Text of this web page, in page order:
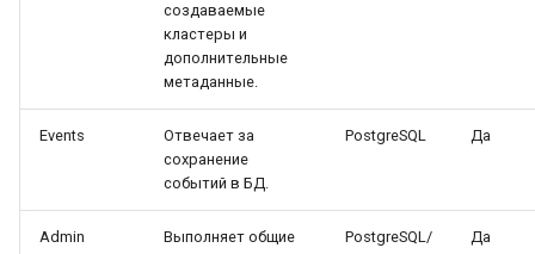
Объект «Лицо»
Объект «Список»
Объект «Событие»
Объект «Обработчик»
LUNA PLATFORM v.5.22.0
LUNA PLATFORM v.5.21.0
LUNA PLATFORM v.5.20.0
LUNA PLATFORM v.5.19.0
LUNA PLATFORM v.5.18.0
создаваемые
кластеры и
дополнительные
метаданные.
Events
Отвечает за
сохранение
событий в БД.
PostgreSQL Да
Admin
Выполняет общие
PostgreSQL/
Да